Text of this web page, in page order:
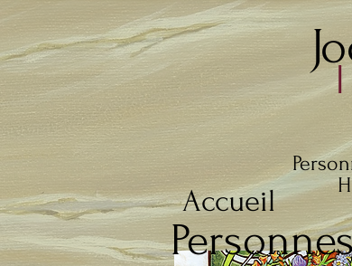
Accueil